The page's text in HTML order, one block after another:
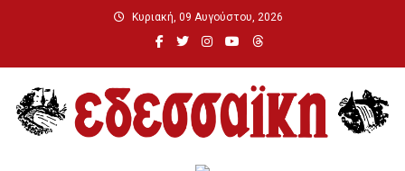
Κυριακή, 09 Αυγούστου, 2026